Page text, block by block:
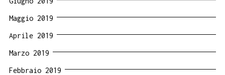
Maggio 2019
Aprile 2019
Marzo 2019
Febbraio 2019